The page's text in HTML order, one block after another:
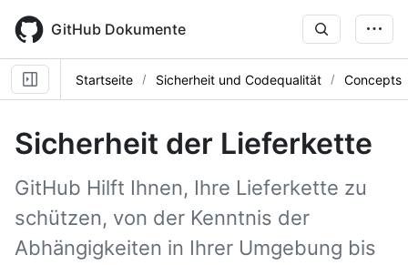
main
content
GitHub Dokumente
Startseite Sicherheit und Codequalität Concepts
Sicherheit der Lieferkette
GitHub Hilft Ihnen, Ihre Lieferkette zu
schützen, von der Kenntnis der
Abhängigkeiten in Ihrer Umgebung bis